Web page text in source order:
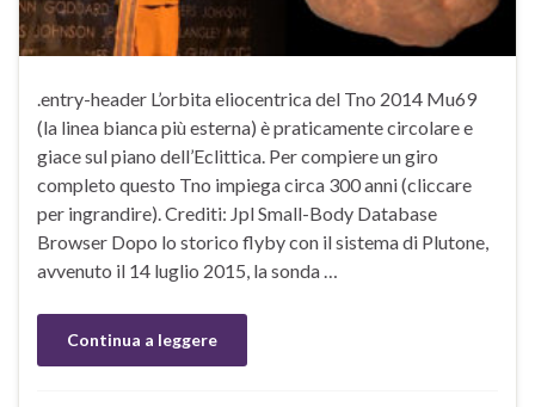
.entry-header L’orbita eliocentrica del Tno 2014 Mu69
(la linea bianca più esterna) è praticamente circolare e
giace sul piano dell’Eclittica. Per compiere un giro
completo questo Tno impiega circa 300 anni (cliccare
per ingrandire). Crediti: Jpl Small-Body Database
Browser Dopo lo storico flyby con il sistema di Plutone,
avvenuto il 14 luglio 2015, la sonda …
Continua a leggere